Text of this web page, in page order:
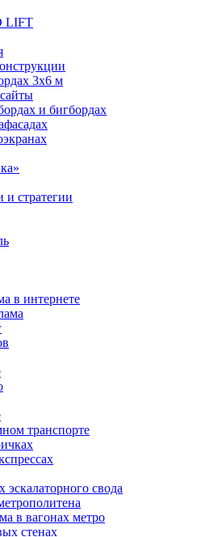
LIFT
3х6 м
и бигбордах
и стратегии
в интернете
транспорте
эскалаторного свода
в вагонах метро
стенах